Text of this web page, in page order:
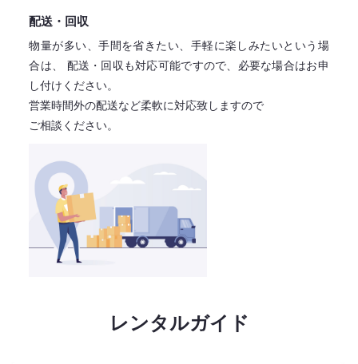
配送・回収
物量が多い、手間を省きたい、手軽に楽しみたいという場
合は、
配送・回収も対応可能ですので、必要な場合はお申
し付けください。
営業時間外の配送など柔軟に対応致しますので
ご相談ください。
レンタルガイド